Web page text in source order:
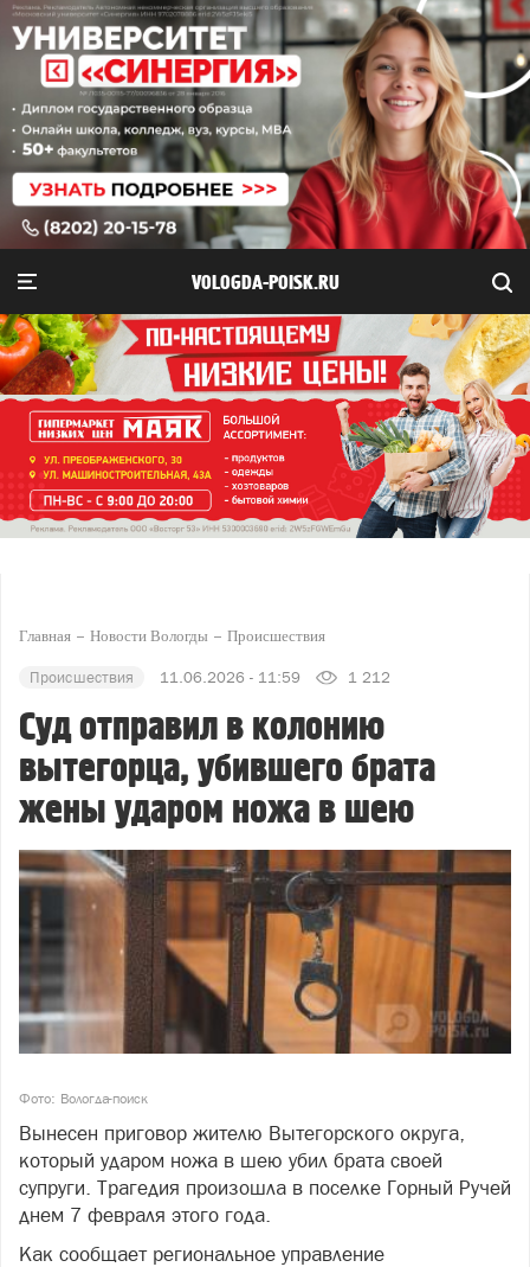
VOLOGDA-POISK.RU
Главная Новости Вологды Происшествия
Происшествия 11.06.2026 - 11:59 1 212
Суд отправил в колонию
вытегорца, убившего брата
жены ударом ножа в шею
Фото: Вологда-поиск
Вынесен приговор жителю Вытегорского округа,
который ударом ножа в шею убил брата своей
супруги. Трагедия произошла в поселке Горный Ручей
днем 7 февраля этого года.
Как сообщает региональное управление